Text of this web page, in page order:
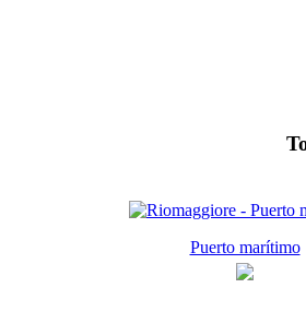
Puerto marítimo